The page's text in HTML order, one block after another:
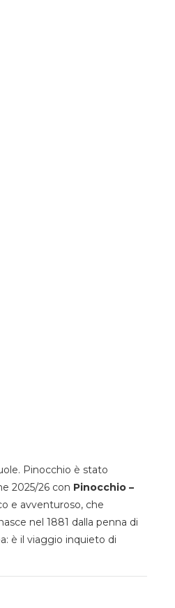
Pinocchio è stato
2025/26 con Pinocchio –
e avventuroso, che
nel 1881 dalla penna di
è il viaggio inquieto di